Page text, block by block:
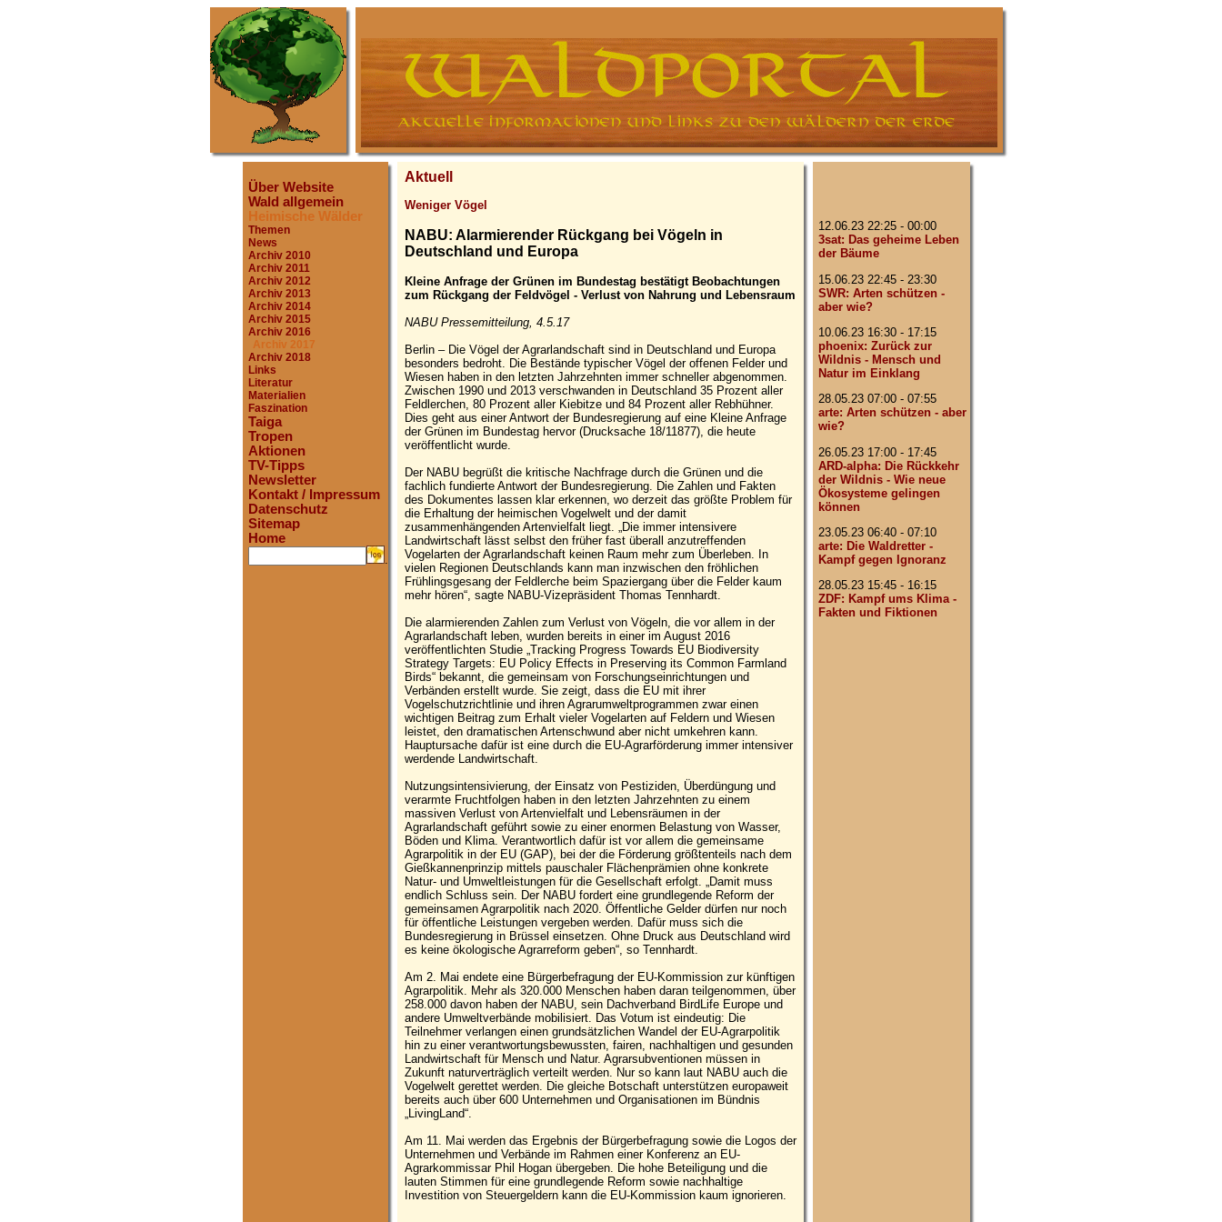
Über Website
Wald allgemein
Heimische Wälder
Themen
News
Archiv 2010
Archiv 2011
Archiv 2012
Archiv 2013
Archiv 2014
Archiv 2015
Archiv 2016
Archiv 2017
Archiv 2018
Links
Literatur
Materialien
Faszination
Taiga
Tropen
Aktionen
TV-Tipps
Newsletter
Kontakt / Impressum
Datenschutz
Sitemap
Home
.
Aktuell
Weniger Vögel
NABU: Alarmierender Rückgang bei Vögeln in
Deutschland und Europa
Kleine Anfrage der Grünen im Bundestag bestätigt Beobachtungen
zum Rückgang der Feldvögel - Verlust von Nahrung und Lebensraum
NABU Pressemitteilung, 4.5.17
Berlin – Die Vögel der Agrarlandschaft sind in Deutschland und Europa
besonders bedroht. Die Bestände typischer Vögel der offenen Felder und
Wiesen haben in den letzten Jahrzehnten immer schneller abgenommen.
Zwischen 1990 und 2013 verschwanden in Deutschland 35 Prozent aller
Feldlerchen, 80 Prozent aller Kiebitze und 84 Prozent aller Rebhühner.
Dies geht aus einer Antwort der Bundesregierung auf eine Kleine Anfrage
der Grünen im Bundestag hervor (Drucksache 18/11877), die heute
veröffentlicht wurde.
Der NABU begrüßt die kritische Nachfrage durch die Grünen und die
fachlich fundierte Antwort der Bundesregierung. Die Zahlen und Fakten
des Dokumentes lassen klar erkennen, wo derzeit das größte Problem für
die Erhaltung der heimischen Vogelwelt und der damit
zusammenhängenden Artenvielfalt liegt. „Die immer intensivere
Landwirtschaft lässt selbst den früher fast überall anzutreffenden
Vogelarten der Agrarlandschaft keinen Raum mehr zum Überleben. In
vielen Regionen Deutschlands kann man inzwischen den fröhlichen
Frühlingsgesang der Feldlerche beim Spaziergang über die Felder kaum
mehr hören“, sagte NABU-Vizepräsident Thomas Tennhardt.
Die alarmierenden Zahlen zum Verlust von Vögeln, die vor allem in der
Agrarlandschaft leben, wurden bereits in einer im August 2016
veröffentlichten Studie „Tracking Progress Towards EU Biodiversity
Strategy Targets: EU Policy Effects in Preserving its Common Farmland
Birds“ bekannt, die gemeinsam von Forschungseinrichtungen und
Verbänden erstellt wurde. Sie zeigt, dass die EU mit ihrer
Vogelschutzrichtlinie und ihren Agrarumweltprogrammen zwar einen
wichtigen Beitrag zum Erhalt vieler Vogelarten auf Feldern und Wiesen
leistet, den dramatischen Artenschwund aber nicht umkehren kann.
Hauptursache dafür ist eine durch die EU-Agrarförderung immer intensiver
werdende Landwirtschaft.
Nutzungsintensivierung, der Einsatz von Pestiziden, Überdüngung und
verarmte Fruchtfolgen haben in den letzten Jahrzehnten zu einem
massiven Verlust von Artenvielfalt und Lebensräumen in der
Agrarlandschaft geführt sowie zu einer enormen Belastung von Wasser,
Böden und Klima. Verantwortlich dafür ist vor allem die gemeinsame
Agrarpolitik in der EU (GAP), bei der die Förderung größtenteils nach dem
Gießkannenprinzip mittels pauschaler Flächenprämien ohne konkrete
Natur- und Umweltleistungen für die Gesellschaft erfolgt. „Damit muss
endlich Schluss sein. Der NABU fordert eine grundlegende Reform der
gemeinsamen Agrarpolitik nach 2020. Öffentliche Gelder dürfen nur noch
für öffentliche Leistungen vergeben werden. Dafür muss sich die
Bundesregierung in Brüssel einsetzen. Ohne Druck aus Deutschland wird
es keine ökologische Agrarreform geben“, so Tennhardt.
Am 2. Mai endete eine Bürgerbefragung der EU-Kommission zur künftigen
Agrarpolitik. Mehr als 320.000 Menschen haben daran teilgenommen, über
258.000 davon haben der NABU, sein Dachverband BirdLife Europe und
andere Umweltverbände mobilisiert. Das Votum ist eindeutig: Die
Teilnehmer verlangen einen grundsätzlichen Wandel der EU-Agrarpolitik
hin zu einer verantwortungsbewussten, fairen, nachhaltigen und gesunden
Landwirtschaft für Mensch und Natur. Agrarsubventionen müssen in
Zukunft naturverträglich verteilt werden. Nur so kann laut NABU auch die
Vogelwelt gerettet werden. Die gleiche Botschaft unterstützen europaweit
bereits auch über 600 Unternehmen und Organisationen im Bündnis
„LivingLand“.
Am 11. Mai werden das Ergebnis der Bürgerbefragung sowie die Logos der
Unternehmen und Verbände im Rahmen einer Konferenz an EU-
Agrarkommissar Phil Hogan übergeben. Die hohe Beteiligung und die
lauten Stimmen für eine grundlegende Reform sowie nachhaltige
Investition von Steuergeldern kann die EU-Kommission kaum ignorieren.
12.06.23 22:25 - 00:00
3sat: Das geheime Leben
der Bäume
15.06.23 22:45 - 23:30
SWR: Arten schützen -
aber wie?
10.06.23 16:30 - 17:15
phoenix: Zurück zur
Wildnis - Mensch und
Natur im Einklang
28.05.23 07:00 - 07:55
arte: Arten schützen - aber
wie?
26.05.23 17:00 - 17:45
ARD-alpha: Die Rückkehr
der Wildnis - Wie neue
Ökosysteme gelingen
können
23.05.23 06:40 - 07:10
arte: Die Waldretter -
Kampf gegen Ignoranz
28.05.23 15:45 - 16:15
ZDF: Kampf ums Klima -
Fakten und Fiktionen